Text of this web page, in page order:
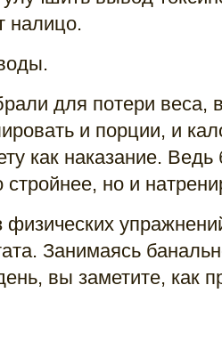
налицо.
для потери веса,
и порции, и
как наказание.
стройнее, но и
Занимаясь
вы заметите, как